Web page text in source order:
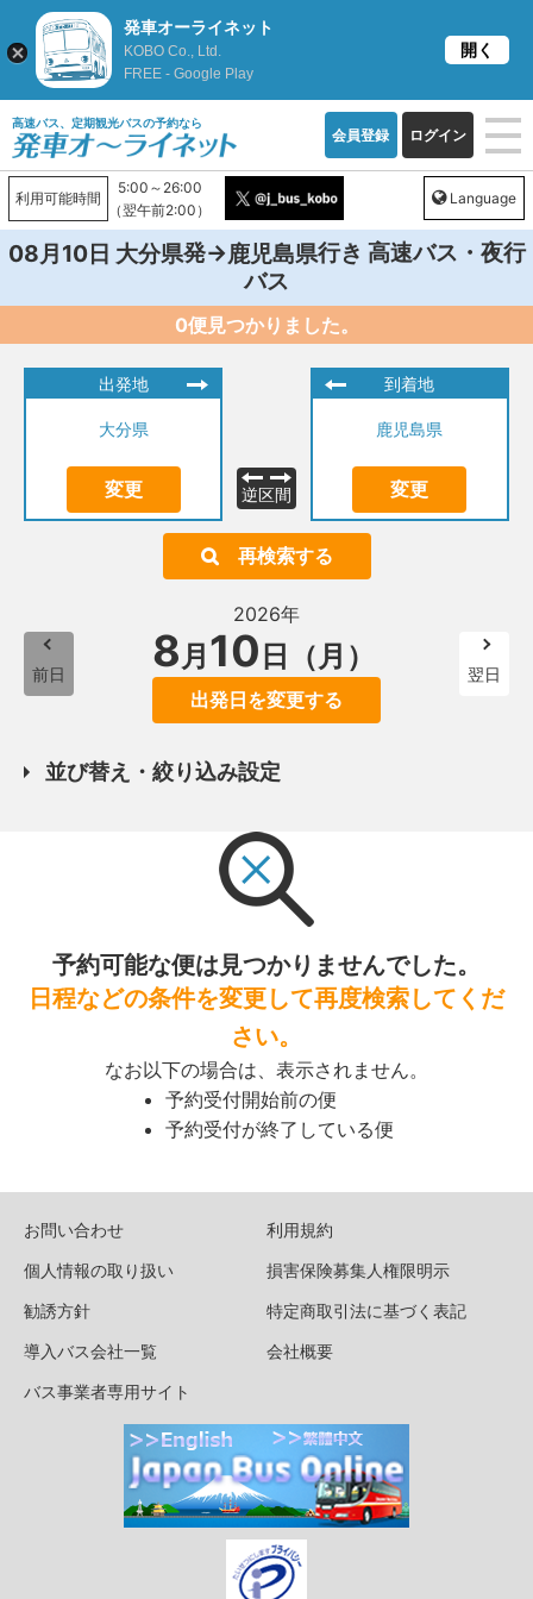
高速バス、定期観光バスの予約なら
会員登録 ログイン
利用可能時間
5:00～26:00
（翌午前2:00）
Language
08月10日 大分県発→鹿児島県行き 高速バス・夜行
バス
0便見つかりました。
出発地
大分県
変更 逆区間
到着地
鹿児島県
変更
再検索する
前日
2026年
8月 10 日（月）
出発日を変更する
翌日
並び替え・絞り込み設定
予約可能な便は見つかりませんでした。
日程などの条件を変更して再度検索してくだ
さい。
なお以下の場合は、表示されません。
予約受付開始前の便
予約受付が終了している便
お問い合わせ
利用規約
個人情報の取り扱い
損害保険募集人権限明示
勧誘方針
特定商取引法に基づく表記
導入バス会社一覧
会社概要
バス事業者専用サイト
発車オーライネット
KOBO Co., Ltd.
FREE - Google Play
開く